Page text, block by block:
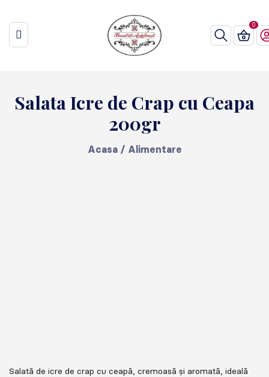
Salata Icre de Crap cu Ceapa
200gr
Acasa/ Alimentare
Salată de icre de crap cu ceapă, cremoasă și aromată, ideală